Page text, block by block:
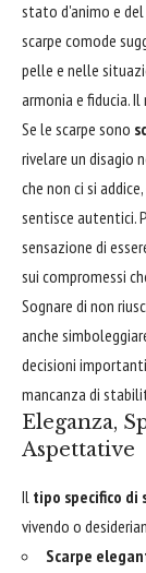
stato d'animo e
scarpe comode
pelle e nelle
armonia e fiducia.
Se le scarpe sono
rivelare un disagio
che non ci si
sentisce autentici.
sensazione di
sui compromessi
Sognare di non
anche
decisioni
mancanza di
Eleganza,
Aspettative
Il tipo specifico di
vivendo o
Scarpe